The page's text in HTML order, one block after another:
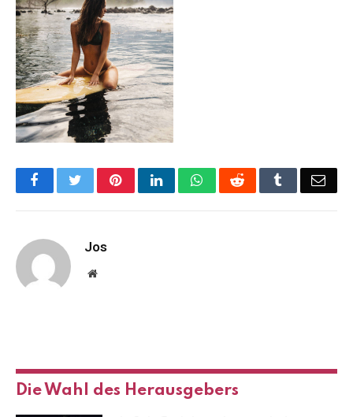
FacebookTwitterPinterestLinkedInWhatsAppReddit Tumblr
Jos
Website
Die Wahl des Herausgebers